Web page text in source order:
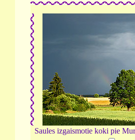
Saules izgaismotie koki pie